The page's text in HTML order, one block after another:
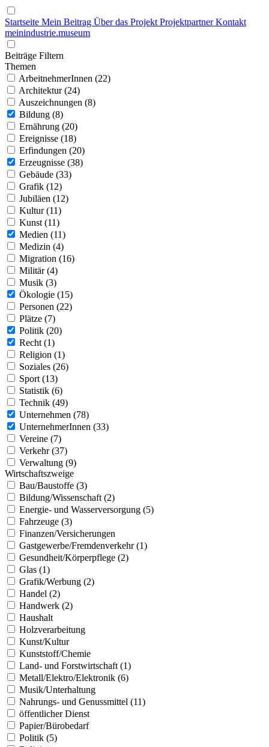
Startseite Mein Beitrag Über das Projekt ProjektpartnerKontakt
meinindustrie.museum
Beiträge Filtern
Themen
ArbeitnehmerInnen (22)
Architektur (24)
Auszeichnungen (8)
Bildung (8)
Ernährung (20)
Ereignisse (18)
Erfindungen (20)
Erzeugnisse (38)
Gebäude (33)
Grafik (12)
Jubiläen (12)
Kultur (11)
Kunst (11)
Medien (11)
Medizin (4)
Migration (16)
Militär (4)
Musik (3)
Ökologie (15)
Personen (22)
Plätze (7)
Politik (20)
Recht (1)
Religion (1)
Soziales (26)
Sport (13)
Statistik (6)
Technik (49)
Unternehmen (78)
UnternehmerInnen (33)
Vereine (7)
Verkehr (37)
Verwaltung (9)
Wirtschaftszweige
Bau/Baustoffe (3)
Bildung/Wissenschaft (2)
Energie- und Wasserversorgung (5)
Fahrzeuge (3)
Finanzen/Versicherungen
Gastgewerbe/Fremdenverkehr (1)
Gesundheit/Körperpflege (2)
Glas (1)
Grafik/Werbung (2)
Handel (2)
Handwerk (2)
Haushalt
Holzverarbeitung
Kunst/Kultur
Kunststoff/Chemie
Land- und Forstwirtschaft (1)
Metall/Elektro/Elektronik (6)
Musik/Unterhaltung
Nahrungs- und Genussmittel (11)
öffentlicher Dienst
Papier/Bürobedarf
Politik (5)